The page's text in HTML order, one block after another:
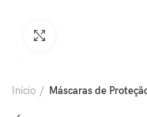
Início Máscaras de